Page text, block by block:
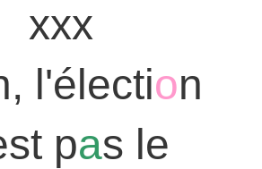
xxx
l'élection
pas le